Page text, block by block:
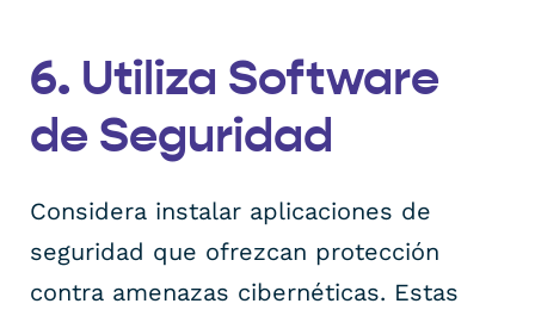
6. Utiliza Software
de Seguridad
Considera instalar aplicaciones de
seguridad que ofrezcan protección
contra amenazas cibernéticas. Estas